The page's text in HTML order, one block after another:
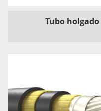
Tubo holgado